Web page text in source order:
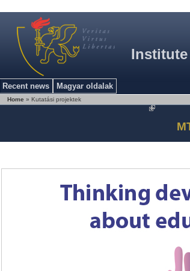
Recent news Magyar oldalak
Home » Kutatási projektek